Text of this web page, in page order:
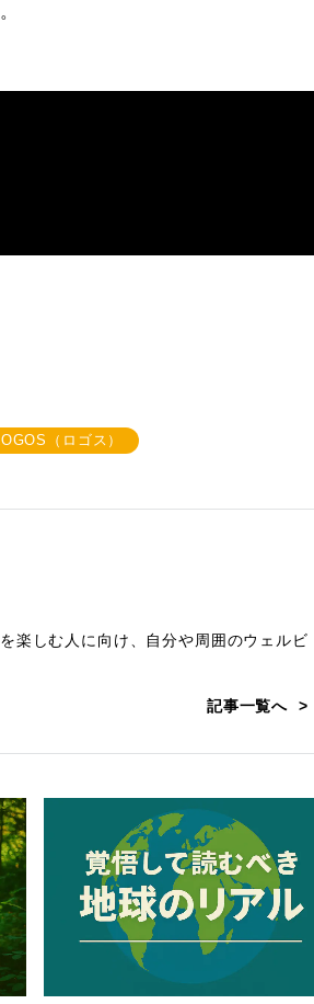
（ロゴス）
楽しむ人に向け、自分や周囲のウェルビ
記事一覧へ